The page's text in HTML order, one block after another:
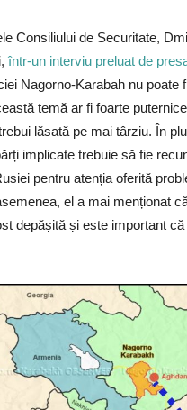
Consiliului de Securitate,
într-un interviu preluat de
Nagorno-Karabah nu poate
temă ar fi foarte
lăsată pe mai târziu. În
implicate trebuie să fie
pentru atenția oferită
el a mai menționat
depășită și este important